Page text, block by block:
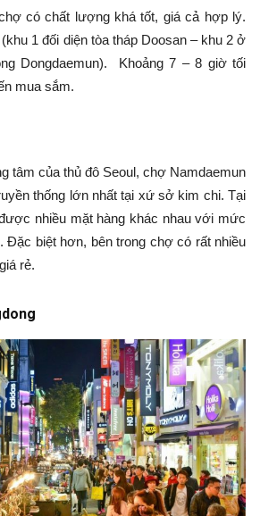
có chất lượng khá tốt, giá cả hợp lý.
1 đối diện tòa tháp Doosan – khu 2 ở
Dongdaemun). Khoảng 7 – 8 giờ tối
mua sắm.
tâm của thủ đô Seoul, chợ Namdaemun
thống lớn nhất tại xứ sở kim chi. Tại
nhiều mặt hàng khác nhau với mức
Đặc biệt hơn, bên trong chợ có rất nhiều
rẻ.